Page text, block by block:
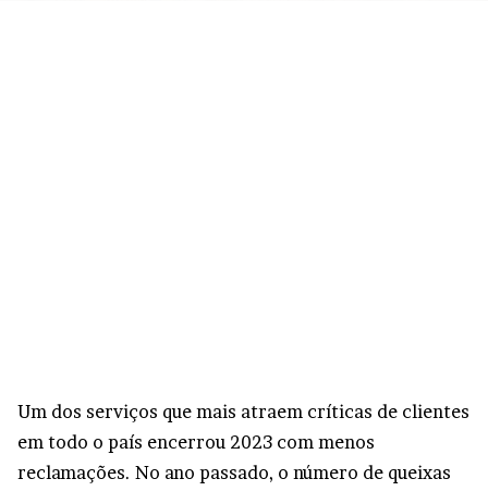
Um dos serviços que mais atraem críticas de clientes
em todo o país encerrou 2023 com menos
reclamações. No ano passado, o número de queixas